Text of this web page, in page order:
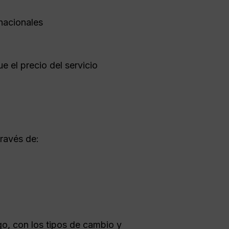
el precio del servicio
de:
con los tipos de cambio y